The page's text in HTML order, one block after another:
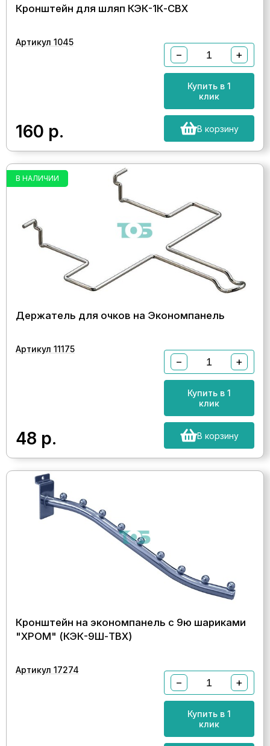
Кронштейн для шляп КЭК-1К-СВХ
Артикул 1045
160 р.
− +
Купить в 1
клик
В корзину
В НАЛИЧИИ
Держатель для очков на Экономпанель
Артикул 11175
48 р.
− +
Купить в 1
клик
В корзину
Кронштейн на экономпанель с 9ю шариками
"ХРОМ" (КЭК-9Ш-ТВХ)
Артикул 17274
− +
Купить в 1
клик